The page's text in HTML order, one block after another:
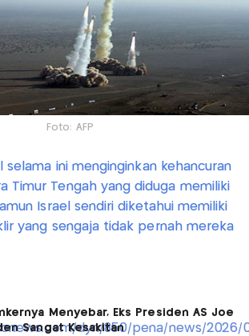
Foto: AFP
selama ini menginginkan kehancuran
Timur Tengah yang diduga memiliki
Israel sendiri diketahui memiliki
yang sengaja tidak pernah mereka
Menyebar, Eks Presiden AS Joe
Sangat Kesakitan